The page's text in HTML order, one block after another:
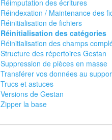
Réimputation des écritures
Réindexation / Maintenance des
Réinitialisation de fichiers
Réinitialisation des catégories
Réinitialisation des champs
Structure des répertoires Gestan
Suppression de pièces en masse
Transférer vos données au
Trucs et astuces
Versions de Gestan
Zipper la base